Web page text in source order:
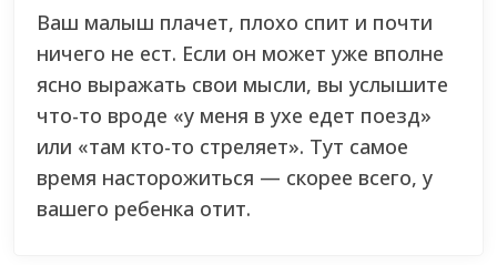
Ваш малыш плачет, плохо спит и почти
ничего не ест. Если он может уже вполне
ясно выражать свои мысли, вы услышите
что-то вроде «у меня в ухе едет поезд»
или «там кто-то стреляет». Тут самое
время насторожиться — скорее всего, у
вашего ребенка отит.